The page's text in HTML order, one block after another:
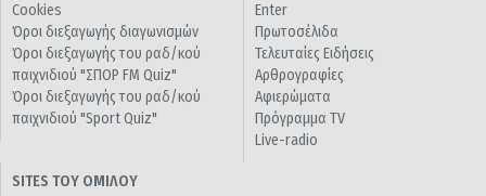
Cookies
Όροι διεξαγωγής διαγωνισμών
Όροι διεξαγωγής του ραδ/κού
παιχνιδιού "ΣΠΟΡ FM Quiz"
Όροι διεξαγωγής του ραδ/κού
παιχνιδιού "Sport Quiz"
Enter
Πρωτοσέλιδα
Τελευταίες Ειδήσεις
Αρθρογραφίες
Αφιερώματα
Πρόγραμμα TV
Live-radio
SITES ΤΟΥ ΟΜΙΛΟΥ